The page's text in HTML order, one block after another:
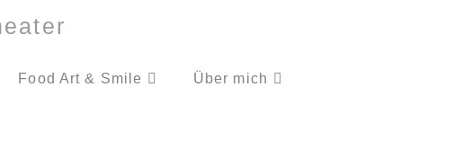
Food Art & Smile Über mich